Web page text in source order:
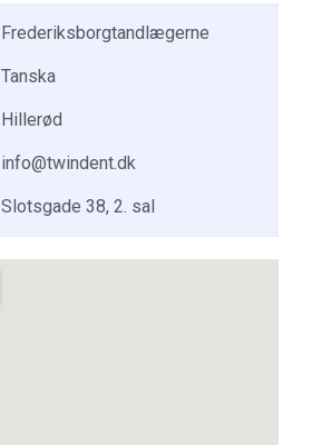
Frederiksborgtandlægerne
Tanska
Hillerød
info@twindent.dk
Slotsgade 38, 2. sal